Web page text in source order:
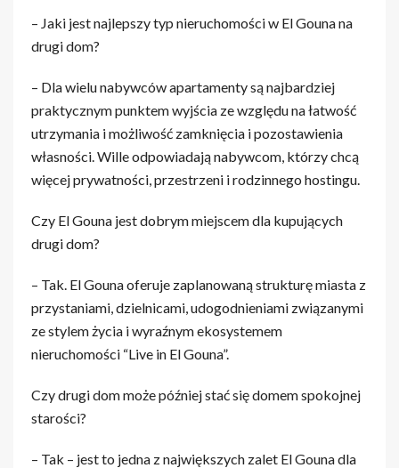
– Jaki jest najlepszy typ nieruchomości w El Gouna na
drugi dom?
– Dla wielu nabywców apartamenty są najbardziej
praktycznym punktem wyjścia ze względu na łatwość
utrzymania i możliwość zamknięcia i pozostawienia
własności. Wille odpowiadają nabywcom, którzy chcą
więcej prywatności, przestrzeni i rodzinnego hostingu.
Czy El Gouna jest dobrym miejscem dla kupujących
drugi dom?
– Tak. El Gouna oferuje zaplanowaną strukturę miasta z
przystaniami, dzielnicami, udogodnieniami związanymi
ze stylem życia i wyraźnym ekosystemem
nieruchomości “Live in El Gouna”.
Czy drugi dom może później stać się domem spokojnej
starości?
– Tak – jest to jedna z największych zalet El Gouna dla